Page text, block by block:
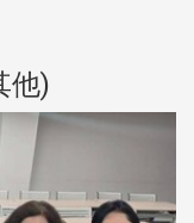
他)